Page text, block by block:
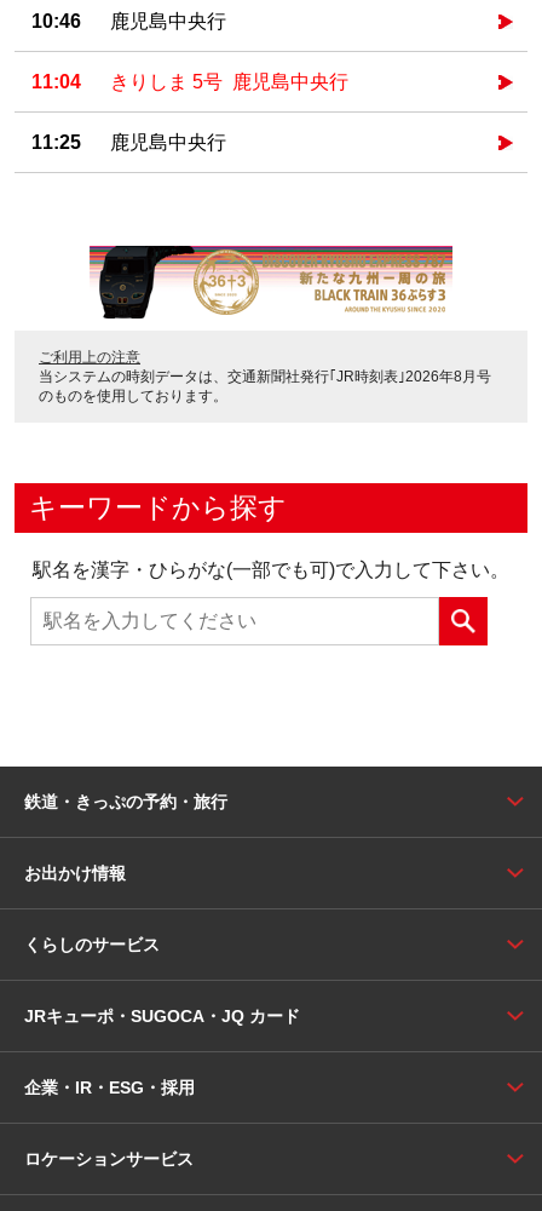
10:46 鹿児島中央行
11:04 きりしま 5号 鹿児島中央行
11:25 鹿児島中央行
ご利用上の注意
当システムの時刻データは、 交通新聞社発行｢JR時刻表｣2026年8月号
のものを使用しております。
キーワードから探す
駅名を漢字・ひらがな(一部でも可)で入力して下さい。
鉄道・きっぷの予約・旅行
お出かけ情報
くらしのサービス
JRキューポ・SUGOCA・JQ カード
企業・IR・ESG・採用
ロケーションサービス